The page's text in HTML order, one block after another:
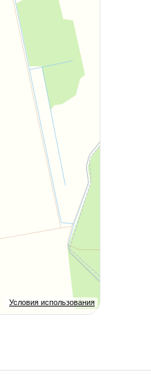
Условия использования